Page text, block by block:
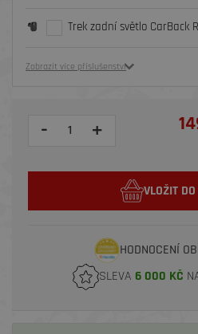
Trek zadní světlo CarBack
Zobrazit více příslušenství
- +
VLOŽIT
HODNOCENÍ
SLEVA 6 000 KČ